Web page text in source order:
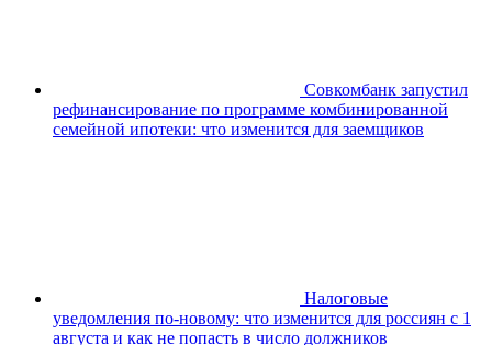
Совкомбанк запустил
рефинансирование по программе комбинированной
семейной ипотеки: что изменится для заемщиков
Налоговые
уведомления по-новому: что изменится для россиян с 1
августа и как не попасть в число должников